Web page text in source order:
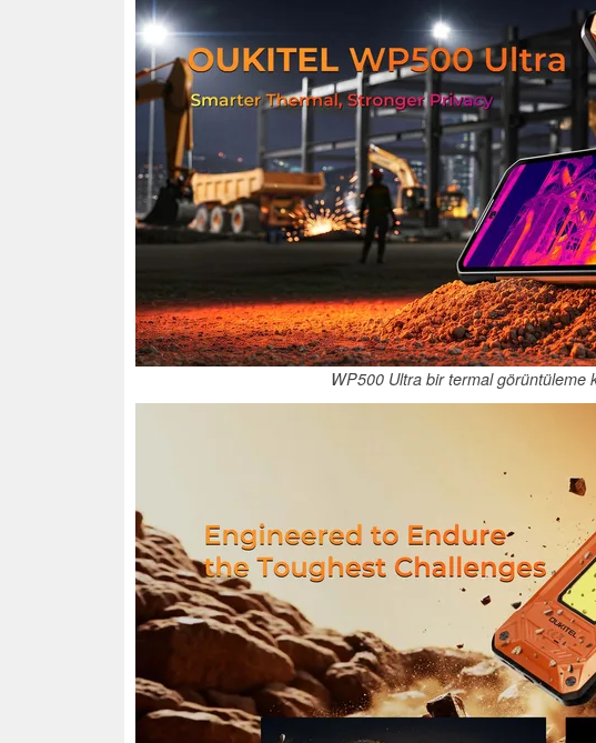
WP500 Ultra bir termal görüntüleme